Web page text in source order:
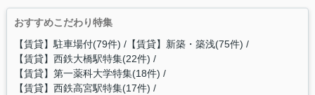
おすすめこだわり特集
【賃貸】駐車場付(79件) 【賃貸】新築・築浅(75件)
【賃貸】西鉄大橋駅特集(22件)
【賃貸】第一薬科大学特集(18件)
【賃貸】西鉄高宮駅特集(17件)